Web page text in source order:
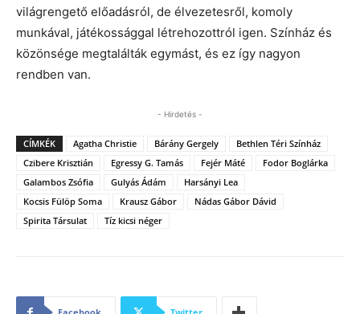
világrengető előadásról, de élvezetesről, komoly
munkával, játékossággal létrehozottról igen. Színház és
közönsége megtalálták egymást, és ez így nagyon
rendben van.
- Hirdetés -
CÍMKÉK Agatha Christie Bárány Gergely
Bethlen Téri Színház
Czibere Krisztián
Egressy G. Tamás Fejér Máté
Fodor Boglárka
Galambos Zsófia
Gulyás Ádám
Harsányi Lea
Kocsis Fülöp Soma
Krausz Gábor
Nádas Gábor Dávid
Spirita Társulat
Tíz kicsi néger